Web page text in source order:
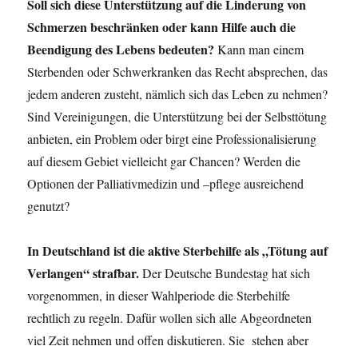
Soll sich diese Unterstützung auf die Linderung von
Schmerzen beschränken oder kann Hilfe auch die
Beendigung des Lebens bedeuten? Kann man einem
Sterbenden oder Schwerkranken das Recht absprechen, das
jedem anderen zusteht, nämlich sich das Leben zu nehmen?
Sind Vereinigungen, die Unterstützung bei der Selbsttötung
anbieten, ein Problem oder birgt eine Professionalisierung
auf diesem Gebiet vielleicht gar Chancen? Werden die
Optionen der Palliativmedizin und –pflege ausreichend
genutzt?
In Deutschland ist die aktive Sterbehilfe als „Tötung auf
Verlangen“ strafbar.Der Deutsche Bundestag hat sich
vorgenommen, in dieser Wahlperiode die Sterbehilfe
rechtlich zu regeln. Dafür wollen sich alle Abgeordneten
viel Zeit nehmen und offen diskutieren. Sie stehen aber